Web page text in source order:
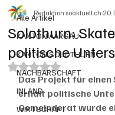
Alle Artikel
KANTON AARGAU
KANTON SOLOTHURN
NACHBARSCHAFT
INLAND
WIRTSCHAFT
Solothurn:
politische
Redaktion soaktuell.ch20.
Mit NaN von 5
Das Projekt für
erhält politische
Gemeinderat wurde